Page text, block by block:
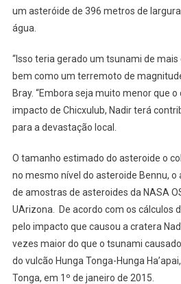
um asteróide de 396 metros de
água.
“Isso teria gerado um tsunami de
bem como um terremoto de
Bray. “Embora seja muito menor que
impacto de Chicxulub, Nadir terá
para a devastação local.
O tamanho estimado do asteroide o
no mesmo nível do asteroide Bennu, o
de amostras de asteroides da NASA
UArizona. De acordo com os cálculos
pelo impacto que causou a cratera
vezes maior do que o tsunami
do vulcão Hunga Tonga-Hunga
Tonga, em 1º de janeiro de 2015.